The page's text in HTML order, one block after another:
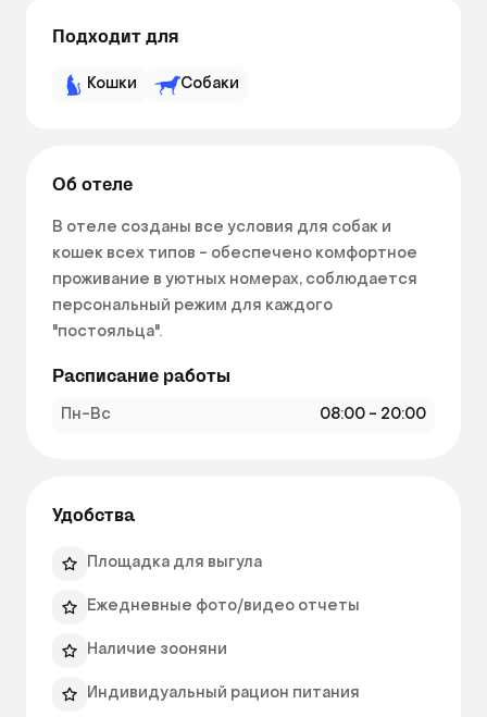
Подходит для
Кошки Собаки
Об отеле
В отеле созданы все условия для собак и
кошек всех типов - обеспечено комфортное
проживание в уютных номерах, соблюдается
персональный режим для каждого
"постояльца".
Расписание работы
Пн-Вс 08:00 - 20:00
Удобства
Площадка для выгула
Ежедневные фото/видео отчеты
Наличие зооняни
Индивидуальный рацион питания